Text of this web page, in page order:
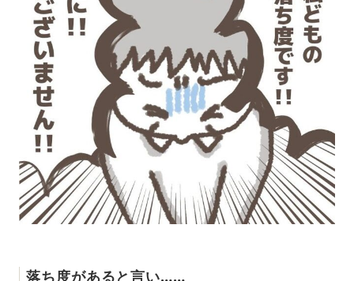
落ち度があると言い……